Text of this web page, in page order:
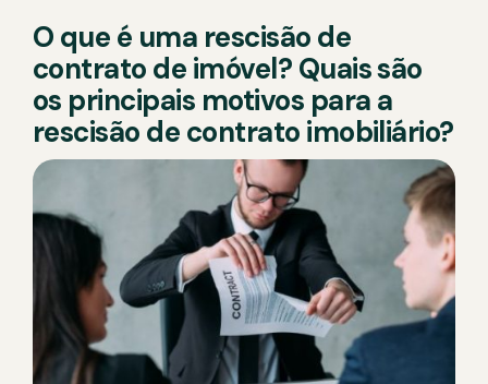
O que é uma rescisão de
contrato de imóvel? Quais são
os principais motivos para a
rescisão de contrato imobiliário?